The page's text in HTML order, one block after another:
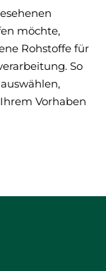
möchte,
Rohstoffe für
So
Vorhaben